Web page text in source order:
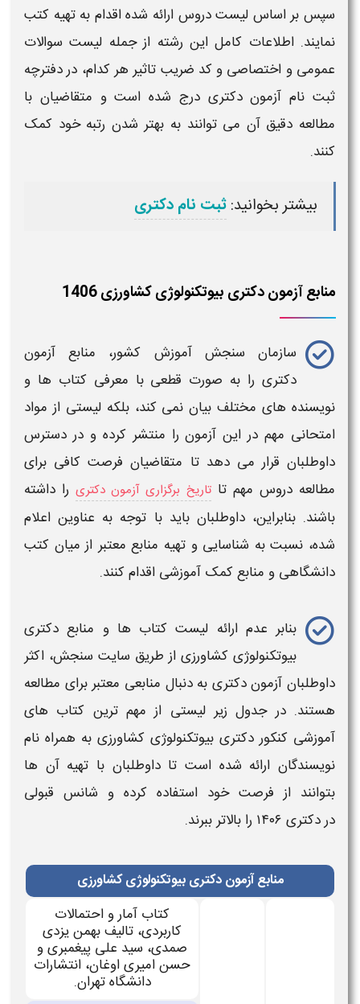
سپس بر اساس لیست دروس ارائه شده اقدام به تهیه کتب
نمایند. اطلاعات کامل این رشته از جمله لیست سوالات
عمومی و اختصاصی و کد ضریب تاثیر هر کدام، دردفترچه
ثبت نام آزمون دکتری درج شده است و متقاضیان با
مطالعه دقیق آن می توانند به بهتر شدن رتبه خود کمک
کنند.
بیشتر بخوانید:ثبت نام دکتری
منابع آزمون دکتری بیوتکنولوژی کشاورزی 1406
سازمان سنجش آموزش کشور، منابع آزمون
دکتری را به صورت قطعی با معرفی کتاب ها و
نویسنده های مختلف بیان نمی کند، بلکه لیستی ازمواد
امتحانی مهم در این آزمون را منتشر کرده و در دسترس
داوطلبان قرار می دهد تا متقاضیان فرصت کافی برای
مطالعه دروس مهم تاتاریخ برگزاری آزمون دکتریرا داشته
باشند. بنابراین، داوطلبان باید با توجه به عناوین اعلام‌
شده، نسبت به شناسایی و تهیه منابع معتبر از میان کتب
دانشگاهی و منابع کمک‌ آموزشی اقدام کنند.
بنابر عدم ارائه لیستکتاب ها و منابع دکتری
بیوتکنولوژی کشاورزی از طریق سایت سنجش، اکثر
داوطلبان آزمون دکتری به دنبال منابعی معتبر برای مطالعه
هستند. در جدول زیر لیستی از مهم ترین کتاب های
آموزشی کنکور دکتری بیوتکنولوژی کشاورزی به همراه نام
نویسندگان ارائه شده است تا داوطلبان با تهیه آن ها
بتوانند از فرصت خود استفاده کرده و شانس قبولی
دردکتری ۱۴۰۶ را بالاتر ببرند.
منابع آزمون دکتری بیوتکنولوژی کشاورزی
کتاب آمار و احتمالات
کاربردی، تالیف بهمن یزدی
صمدی، سید علی پیغمبری و
حسن امیری اوغان، انتشارات
دانشگاه تهران.